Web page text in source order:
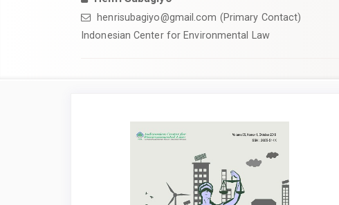
henrisubagiyo@gmail.com (Primary Contact)
Indonesian Center for Environmental Law
Article
Sidebar